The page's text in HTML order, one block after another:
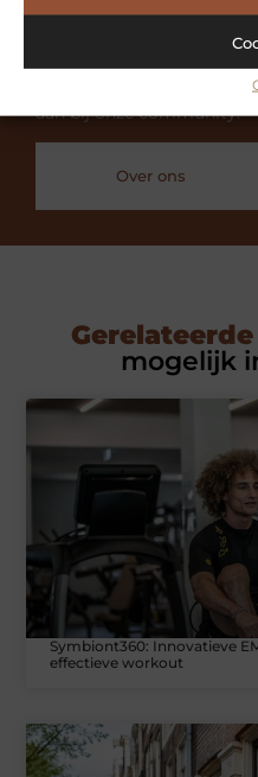
onderwerpen. Of je nu op
kennis wilt delen of een
ons ben je op de juiste
te bloggen? Neem dan
aan bij onze community.
Over ons
mogelijk
Symbiont360: Innovatieve
effectieve workout